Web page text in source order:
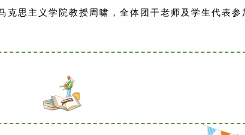
克思主义学院教授周啸，全体团干老师及学生代表参